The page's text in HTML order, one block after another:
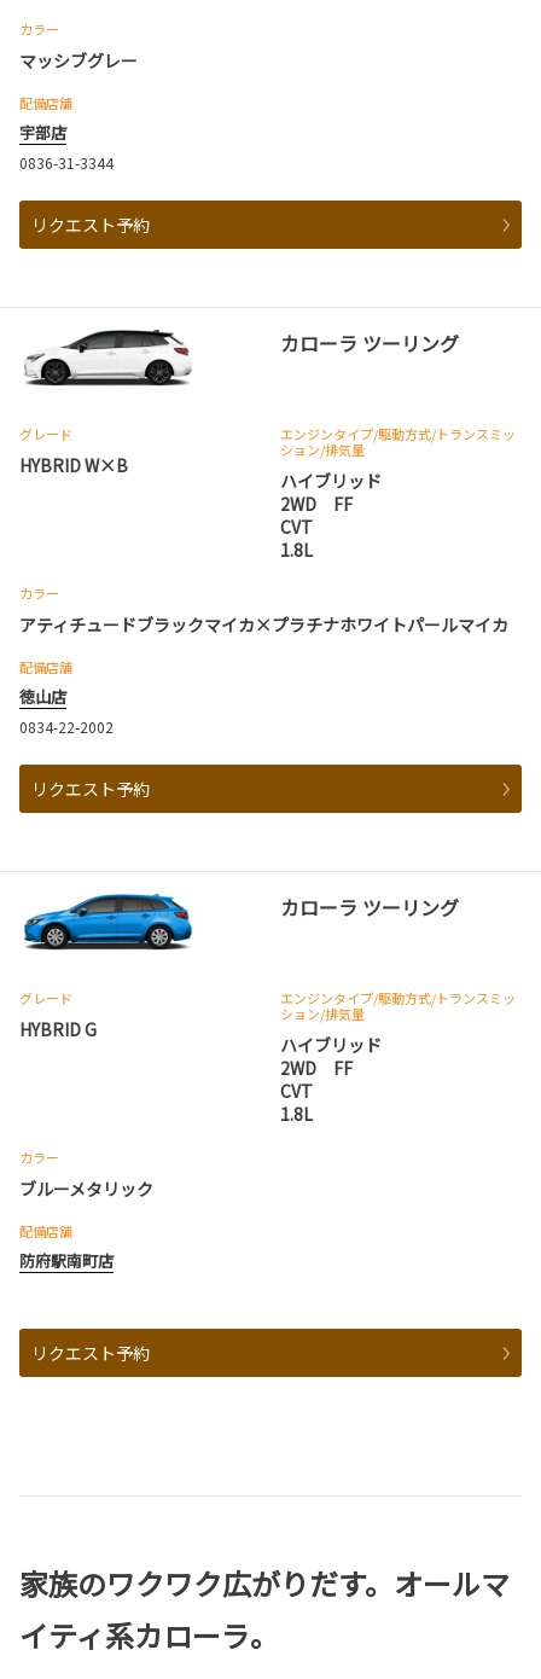
カラー
マッシブグレー
配備店舗
宇部店
0836-31-3344
リクエスト予約
カローラ ツーリング
グレード
HYBRID W×B
エンジンタイプ/駆動方式/トランスミッ
ション/排気量
ハイブリッド
2WD FF
CVT
1.8L
カラー
アティチュードブラックマイカ×プラチナホワイトパールマイカ
配備店舗
徳山店
0834-22-2002
リクエスト予約
カローラ ツーリング
グレード
HYBRID G
エンジンタイプ/駆動方式/トランスミッ
ション/排気量
ハイブリッド
2WD FF
CVT
1.8L
カラー
ブルーメタリック
配備店舗
防府駅南町店
リクエスト予約
家族のワクワク広がりだす。オールマ
イティ系カローラ。